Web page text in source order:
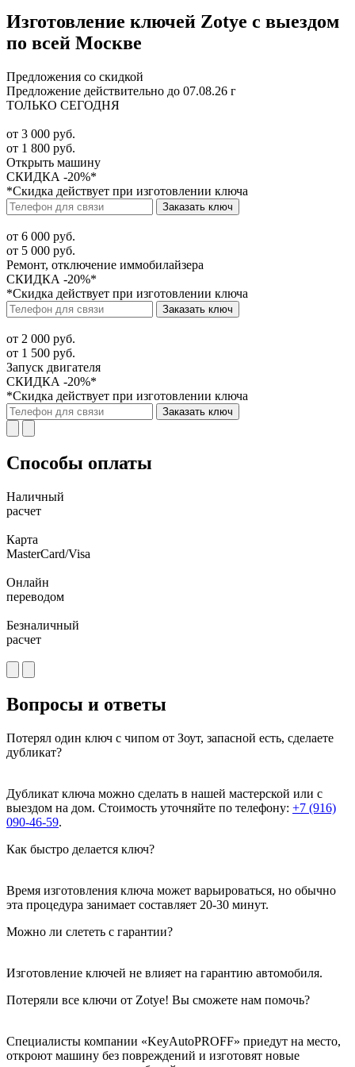
Изготовление ключей Zotye с выездом
по всей Москве
Предложения со скидкой
Предложение действительно до 07.08.26 г
ТОЛЬКО СЕГОДНЯ
от 3 000 руб.
от 1 800 руб.
Открыть машину
СКИДКА -20%*
*Скидка действует при изготовлении ключа
Заказать ключ
от 6 000 руб.
от 5 000 руб.
Ремонт, отключение иммобилайзера
СКИДКА -20%*
*Скидка действует при изготовлении ключа
Заказать ключ
от 2 000 руб.
от 1 500 руб.
Запуск двигателя
СКИДКА -20%*
*Скидка действует при изготовлении ключа
Заказать ключ
Способы оплаты
Наличный
расчет
Карта
MasterCard/Visa
Онлайн
переводом
Безналичный
расчет
Вопросы и ответы
Потерял один ключ с чипом от Зоут, запасной есть, сделаете
дубликат?
Дубликат ключа можно сделать в нашей мастерской или с
выездом на дом. Стоимость уточняйте по телефону: +7 (916)
090-46-59.
Как быстро делается ключ?
Время изготовления ключа может варьироваться, но обычно
эта процедура занимает составляет 20-30 минут.
Можно ли слететь с гарантии?
Изготовление ключей не влияет на гарантию автомобиля.
Потеряли все ключи от Zotye! Вы сможете нам помочь?
Специалисты компании «KeyAutoPROFF» приедут на место,
откроют машину без повреждений и изготовят новые